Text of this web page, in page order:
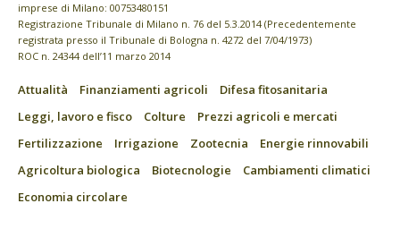
imprese di Milano: 00753480151
Registrazione Tribunale di Milano n. 76 del 5.3.2014 (Precedentemente
registrata presso il Tribunale di Bologna n. 4272 del 7/04/1973)
ROC n. 24344 dell’11 marzo 2014
Attualità Finanziamenti agricoli
Difesa fitosanitaria
Leggi, lavoro e fisco
Colture
Prezzi agricoli e mercati
Fertilizzazione
Irrigazione Zootecnia
Energie rinnovabili
Agricoltura biologica
Biotecnologie
Cambiamenti climatici
Economia circolare